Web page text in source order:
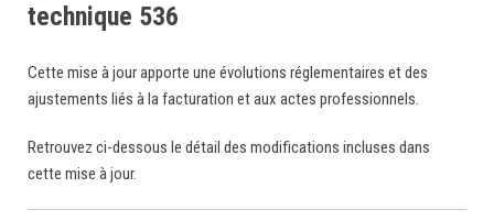
technique 536
Cette mise à jour apporte une évolutions réglementaires et des
ajustements liés à la facturation et aux actes professionnels.
Retrouvez ci-dessous le détail des modifications incluses dans
cette mise à jour.